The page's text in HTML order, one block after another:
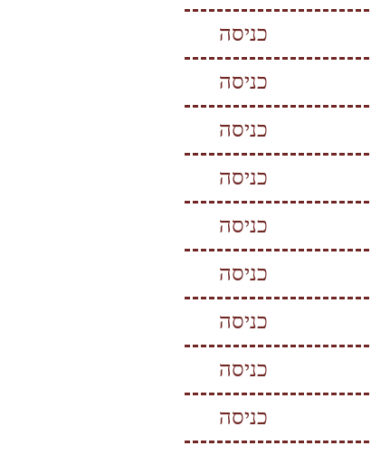
כניסה
כניסה
כניסה
כניסה
כניסה
כניסה
כניסה
כניסה
כניסה